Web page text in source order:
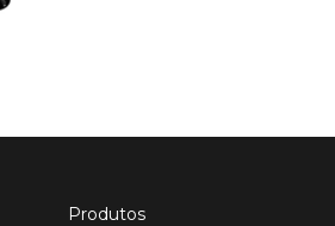
Produtos